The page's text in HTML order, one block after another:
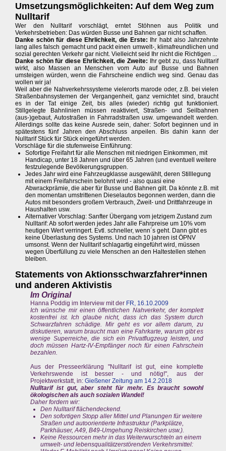
Umsetzungsmöglichkeiten: Auf dem Weg zum
Nulltarif
Wer den Nulltarif vorschlägt, erntet Stöhnen aus Politik und
Verkehrsbetrieben: Das würden Busse und Bahnen gar nicht schaffen.
Danke schön für diese Ehrlichkeit, die Erste: Ihr habt also Jahrzehnte
lang alles falsch gemacht und packt einen umwelt-, klimafreundlichen und
sozial gerechten Verkehr gar nicht. Vielleicht seid Ihr nicht die Richtigen ...
Danke schön für diese Ehrlichkeit, die Zweite: Ihr gebt zu, dass Nulltarif
wirkt, also Massen an Menschen vom Auto auf Busse und Bahnen
umsteigen würden, wenn die Fahrscheine endlich weg sind. Genau das
wollen wir ja!
Weil aber die Nahverkehrssysteme vielerorts marode oder, z.B. bei vielen
Straßenbahnsystemen der Vergangenheit, ganz vernichtet sind, braucht
es in der Tat einige Zeit, bis alles (wieder) richtig gut funktioniert.
Stillgelegte Bahnlinien müssen reaktiviert, Straßen- und Seilbahnen
(aus-)gebaut, Autostraßen in Fahrradstraßen usw. umgewandelt werden.
Allerdings sollte das keine Ausrede sein, daher: Sofort beginnen und in
spätestens fünf Jahren den Abschluss anpeilen. Bis dahin kann der
Nulltarif Stück für Stück eingeführt werden.
Vorschläge für die stufenweise Einführung:
Sofortige Freifahrt für alle Menschen mit niedrigen Einkommen, mit
Handicap, unter 18 Jahren und über 65 Jahren (und eventuell weitere
festzulegende Bevölkerungsgruppen.
Jedes Jahr wird eine Fahrzeugklasse ausgewählt, deren Stilllegung
mit einem Freifahrschein belohnt wird - also quasi eine
Abwrackprämie, die aber für Busse und Bahnen gilt. Da könnte z.B. mit
den momentan umstrittenen Dieselautos begonnen werden, dann die
Autos mit besonders großem Verbrauch, Zweit- und Drittfahrzeuge in
Haushalten usw.
Alternativer Vorschlag: Sanfter Übergang vom jetzigem Zustand zum
Nulltarif: Ab sofort werden jedes Jahr alle Fahrpreise um 10% vom
heutigen Wert verringert. Evtl. schneller, wenn´s geht. Dann gibt es
keine Überlastung des Systems. Und nach 10 jahren ist ÖPNV
umsonst. Wenn der Nulltarif schlagartig eingeführt wird, müssen
wegen Überfüllung zu viele Menschen an den Haltestellen stehen
bleiben.
Statements von Aktionsschwarzfahrer*innen
und anderen Aktivistis
Im Original
Hanna Poddig im Interview mit der FR, 16.10.2009
Ich wünsche mir einen öffentlichen Nahverkehr, der komplett
kostenfrei ist. Ich glaube nicht, dass ich das System durch
Schwarzfahren schädige. Mir geht es vor allem darum, zu
diskutieren, warum braucht man eine Fahrkarte, warum gibt es
wenige Superreiche, die sich ein Privatflugzeug leisten, und
doch müssen Hartz-IV-Empfänger noch für einen Fahrschein
bezahlen.
Aus der Presseerklärung "Nulltarif ist gut, eine komplette
Verkehrswende ist besser - und nötig!", aus der
Projektwerkstatt, in: Gießener Zeitung am 14.2.2018
Nulltarif ist gut, aber steht für mehr. Es braucht sowohl
ökologischen als auch sozialen Wandel!
Daher fordern wir:
Den Nulltarif flächendeckend.
Den sofortigen Stopp aller Mittel und Planungen für weitere
Straßen und autoorientierte Infrastruktur (Parkplätze,
Parkhäuser, A49, B49-Umgehung Reiskirchen usw.).
Keine Ressourcen mehr in das Weiterwurschteln an einem
umwelt- und lebensqualitätzerstörenden Verkehrsmittel: